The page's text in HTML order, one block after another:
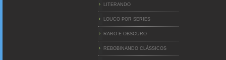
LITERANDO
LOUCO POR SERIES
RARO E OBSCURO
REBOBINANDO CLÁSSICOS